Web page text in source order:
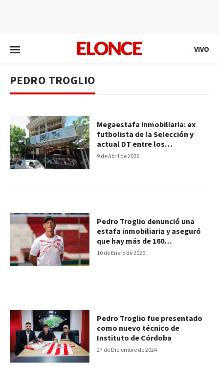
VIVO
PEDRO TROGLIO
9 de Abril de 2026
Megaestafa inmobiliaria: ex
futbolista de la Selección y
actual DT entre los
damnificados
10 de Enero de 2026
Pedro Troglio denunció una
estafa inmobiliaria y aseguró
que hay más de 160
damnificados
27 de Diciembre de 2024
Pedro Troglio fue presentado
como nuevo técnico de
Instituto de Córdoba